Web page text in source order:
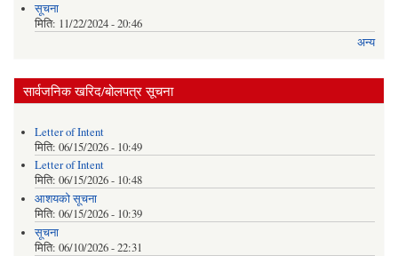
सूचना
मिति: 11/22/2024 - 20:46
अन्य
सार्वजनिक खरिद/बोलपत्र सूचना
Letter of Intent
मिति: 06/15/2026 - 10:49
Letter of Intent
मिति: 06/15/2026 - 10:48
आशयको सूचना
मिति: 06/15/2026 - 10:39
सूचना
मिति: 06/10/2026 - 22:31